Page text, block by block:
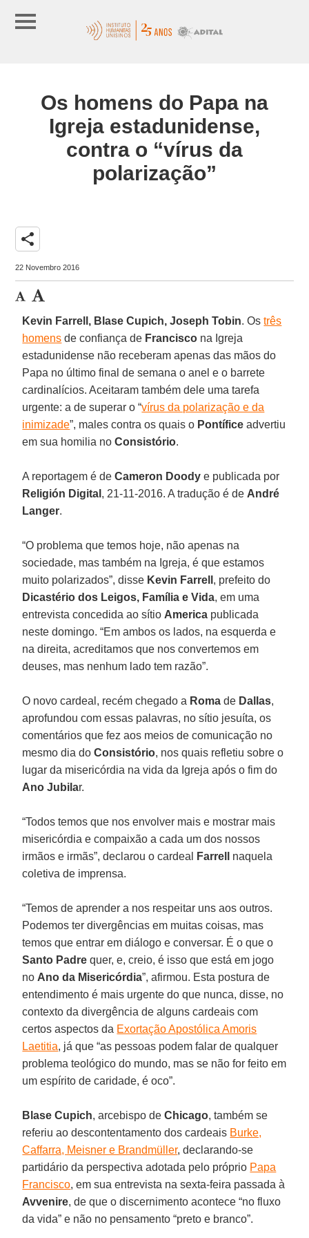
Os homens do Papa na
Igreja estadunidense,
contra o “vírus da
polarização”
share
22 Novembro 2016
Kevin Farrell, Blase Cupich, Joseph Tobin. Ostrês
homens de confiança de Francisco na Igreja
estadunidense não receberam apenas das mãos do
Papa no último final de semana o anel e o barrete
cardinalícios. Aceitaram também dele uma tarefa
urgente: a de superar o “vírus da polarização e da
inimizade”, males contra os quais o Pontífice advertiu
em sua homilia noConsistório.
A reportagem é deCameron Doody e publicada por
Religión Digital , 21-11-2016. A tradução é de André
Langer.
“O problema que temos hoje, não apenas na
sociedade, mas também na Igreja, é que estamos
muito polarizados”, disse Kevin Farrell , prefeito do
Dicastério dos Leigos, Família e Vida, em uma
entrevista concedida ao sítio America publicada
neste domingo. “Em ambos os lados, na esquerda e
na direita, acreditamos que nos convertemos em
deuses, mas nenhum lado tem razão”.
O novo cardeal, recém chegado a Roma de Dallas,
aprofundou com essas palavras, no sítio jesuíta, os
comentários que fez aos meios de comunicação no
mesmo dia doConsistório, nos quais refletiu sobre o
lugar da misericórdia na vida da Igreja após o fim do
Ano Jubilar.
“Todos temos que nos envolver mais e mostrar mais
misericórdia e compaixão a cada um dos nossos
irmãos e irmãs”, declarou o cardeal
Farrell
naquela
coletiva de imprensa.
“Temos de aprender a nos respeitar uns aos outros.
Podemos ter divergências em muitas coisas, mas
temos que entrar em diálogo e conversar. É o que o
Santo Padre quer, e, creio, é isso que está em jogo
no Ano da Misericórdia”, afirmou. Esta postura de
entendimento é mais urgente do que nunca, disse, no
contexto da divergência de alguns cardeais com
certos aspectos da Exortação Apostólica Amoris
Laetitia, já que “as pessoas podem falar de qualquer
problema teológico do mundo, mas se não for feito em
um espírito de caridade, é oco”.
Blase Cupich, arcebispo deChicago, também se
referiu ao descontentamento dos cardeais Burke,
Caffarra, Meisner e Brandmüller, declarando-se
partidário da perspectiva adotada pelo próprio Papa
Francisco, em sua entrevista na sexta-feira passada à
Avvenire, de que o discernimento acontece “no fluxo
da vida” e não no pensamento “preto e branco”.